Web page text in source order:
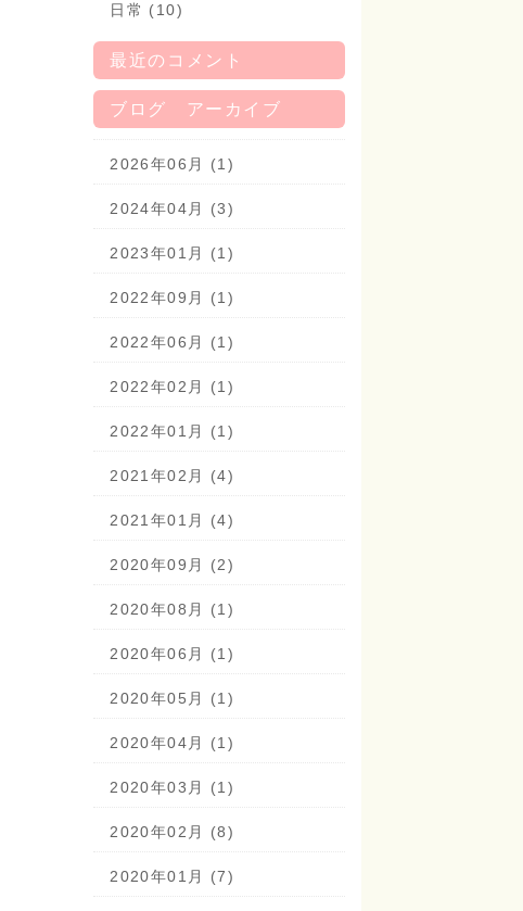
日常 (10)
最近のコメント
ブログ アーカイブ
2026年06月 (1)
2024年04月 (3)
2023年01月 (1)
2022年09月 (1)
2022年06月 (1)
2022年02月 (1)
2022年01月 (1)
2021年02月 (4)
2021年01月 (4)
2020年09月 (2)
2020年08月 (1)
2020年06月 (1)
2020年05月 (1)
2020年04月 (1)
2020年03月 (1)
2020年02月 (8)
2020年01月 (7)